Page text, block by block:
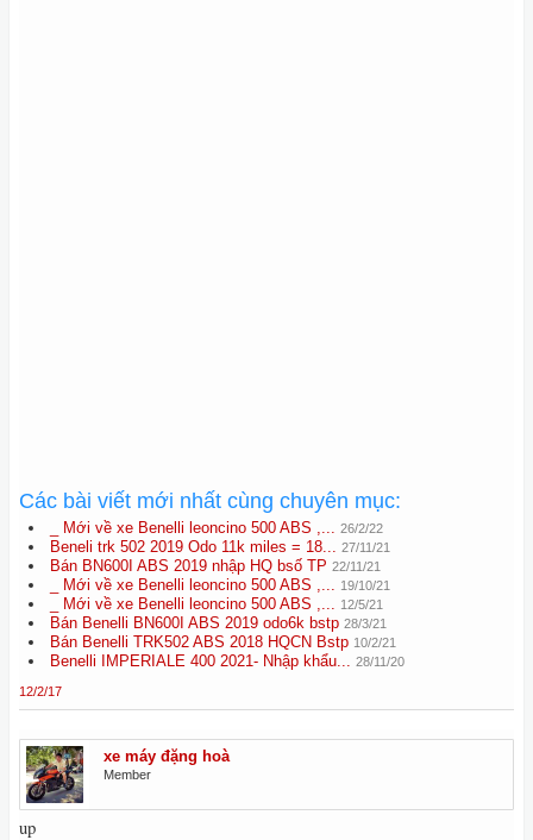
Các bài viết mới nhất cùng chuyên mục:
_ Mới về xe Benelli leoncino 500 ABS ,... 26/2/22
Beneli trk 502 2019 Odo 11k miles = 18... 27/11/21
Bán BN600I ABS 2019 nhập HQ bsố TP 22/11/21
_ Mới về xe Benelli leoncino 500 ABS ,... 19/10/21
_ Mới về xe Benelli leoncino 500 ABS ,... 12/5/21
Bán Benelli BN600I ABS 2019 odo6k bstp 28/3/21
Bán Benelli TRK502 ABS 2018 HQCN Bstp 10/2/21
Benelli IMPERIALE 400 2021- Nhập khẩu... 28/11/20
12/2/17
xe máy đặng hoà
Member
up